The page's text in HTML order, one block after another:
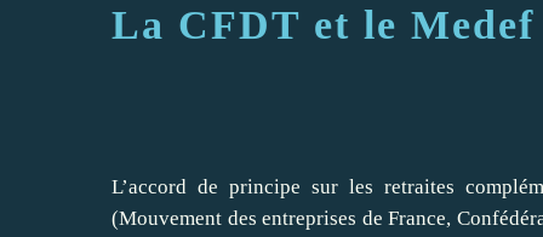
La CFDT et le
L’accord de principe sur les retraites
(Mouvement des entreprises de France,